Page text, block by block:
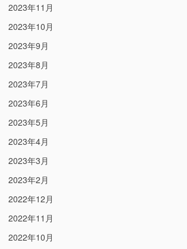
2023年11月
2023年10月
2023年9月
2023年8月
2023年7月
2023年6月
2023年5月
2023年4月
2023年3月
2023年2月
2022年12月
2022年11月
2022年10月